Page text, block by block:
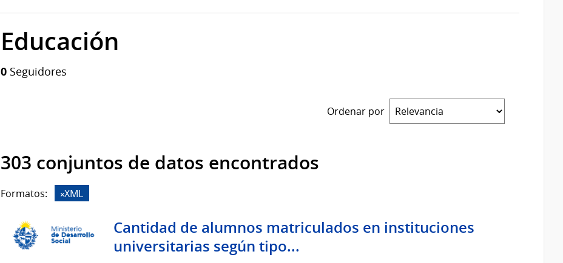
Educación
0 Seguidores
Ordenar por
303 conjuntos de datos encontrados
Formatos: XML
Cantidad de alumnos matriculados en instituciones
universitarias según tipo...